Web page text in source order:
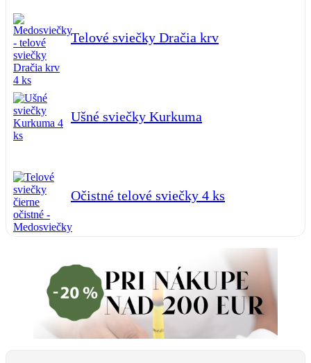
Telové sviečky Dračia krv
Ušné sviečky Kurkuma
Očistné telové sviečky 4 ks